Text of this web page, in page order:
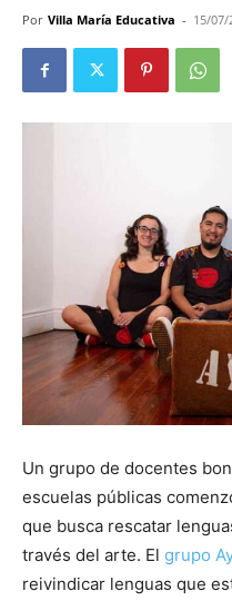
Por Villa María Educativa - 15/07/
Un grupo de docentes
escuelas públicas
que busca rescatar
través del arte. El grupo
reivindicar lenguas que